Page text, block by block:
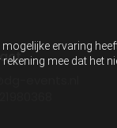
ervaring
mee dat het